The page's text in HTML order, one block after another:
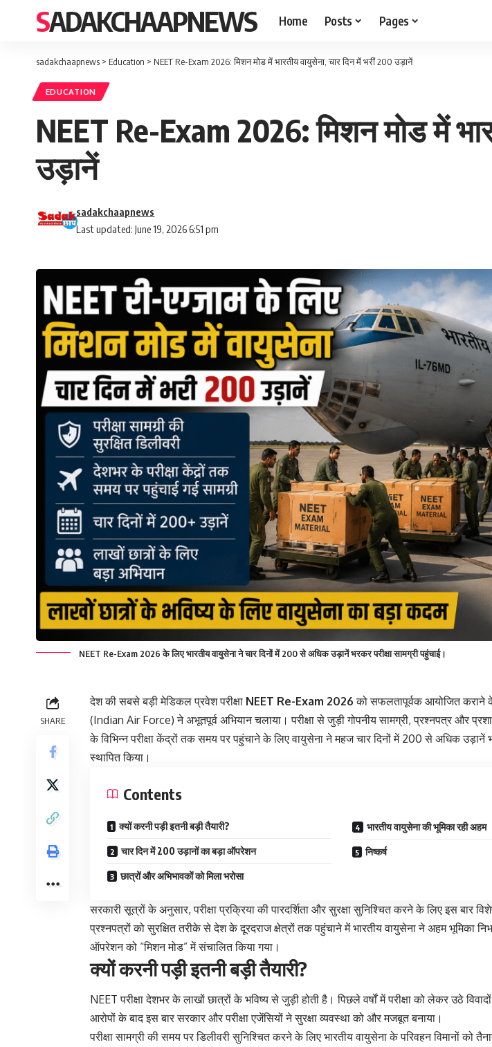
SADAKCHAAPNEWS Home Posts Pages
sadakchaapnews > Education > NEET Re-Exam 2026: मिशन मोड में भारतीय वायुसेना, चार दिन में भरीं 200 उड़ानें
EDUCATION
NEET Re-Exam 2026: मिशन मोड में
उड़ानें
Last updated: June 19, 2026 6:51 pm
sadakchaapnews
NEET Re-Exam 2026 के लिए भारतीय वायुसेना ने चार दिनों में 200 से अधिक उड़ानें भरकर परीक्षा सामग्री पहुंचाई।
SHARE
देश की सबसे बड़ी मेडिकल प्रवेश परीक्षा NEET Re-Exam 2026 को सफलतापूर्वक आयोजित कराने
(Indian Air Force) ने अभूतपूर्व अभियान चलाया। परीक्षा से जुड़ी गोपनीय सामग्री, प्रश्नपत्र और
के विभिन्न परीक्षा केंद्रों तक समय पर पहुंचाने के लिए वायुसेना ने महज चार दिनों में 200 से अधिक उड़ानें
स्थापित किया।
Contents
क्यों करनी पड़ी इतनी बड़ी तैयारी?
चार दिन में 200 उड़ानों का बड़ा ऑपरेशन
छात्रों और अभिभावकों को मिला भरोसा
भारतीय वायुसेना की भूमिका रही अहम
निष्कर्ष
सरकारी सूत्रों के अनुसार, परीक्षा प्रक्रिया की पारदर्शिता और सुरक्षा सुनिश्चित करने के लिए इस बार
प्रश्नपत्रों को सुरक्षित तरीके से देश के दूरदराज क्षेत्रों तक पहुंचाने में भारतीय वायुसेना ने अहम भूमिका
ऑपरेशन को “मिशन मोड” में संचालित किया गया।
क्यों करनी पड़ी इतनी बड़ी तैयारी?
NEET परीक्षा देशभर के लाखों छात्रों के भविष्य से जुड़ी होती है। पिछले वर्षों में परीक्षा को लेकर उठे
आरोपों के बाद इस बार सरकार और परीक्षा एजेंसियों ने सुरक्षा व्यवस्था को और मजबूत बनाया।
परीक्षा सामग्री की समय पर डिलीवरी सुनिश्चित करने के लिए भारतीय वायुसेना के परिवहन विमानों को